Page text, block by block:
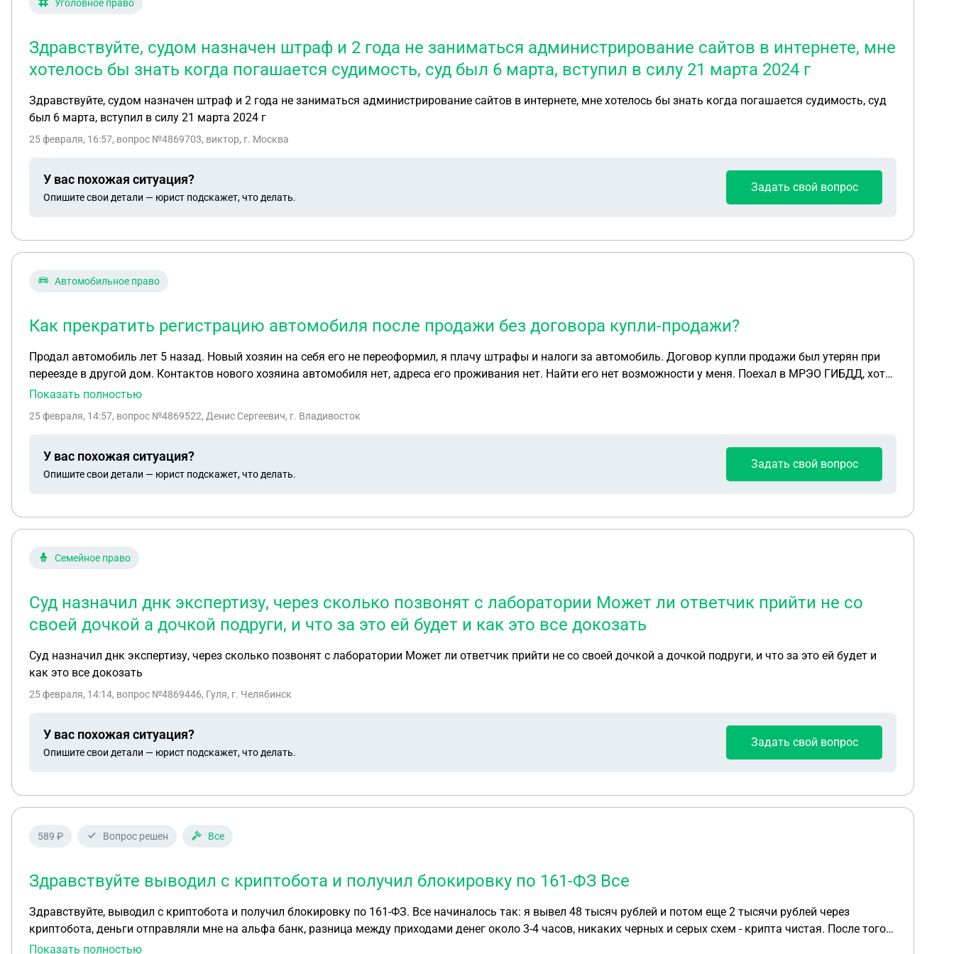
Уголовное право
Здравствуйте, судом назначен штраф и 2 года не заниматься администрирование сайтов в интернете, мне
хотелось бы знать когда погашается судимость, суд был 6 марта, вступил в силу 21 марта 2024 г
Здравствуйте, судом назначен штраф и 2 года не заниматься администрирование сайтов в интернете, мне хотелось бы знать когда погашается судимость, суд
был 6 марта, вступил в силу 21 марта 2024 г
25 февраля, 16:57, вопрос №4869703, виктор, г. Москва
У вас похожая ситуация?
Опишите свои детали — юрист подскажет, что делать.
Задать свой вопрос
Автомобильное право
Как прекратить регистрацию автомобиля после продажи без договора купли-продажи?
Продал автомобиль лет 5 назад. Новый хозяин на себя его не переоформил, я плачу штрафы и налоги за автомобиль. Договор купли продажи был утерян при
переезде в другой дом. Контактов нового хозяина автомобиля нет, адреса его проживания нет. Найти его нет возможности у меня. Поехал в МРЭО ГИБДД, хотел
списать авто, мне отказали, сказали без дкп не спишут его. Как можно выбраться из этой ситуации, списать автомобиль, или может есть еще какие варианты
Показать полностью
25 февраля, 14:57, вопрос №4869522, Денис Сергеевич, г. Владивосток
У вас похожая ситуация?
Опишите свои детали — юрист подскажет, что делать.
Задать свой вопрос
Семейное право
Суд назначил днк экспертизу, через сколько позвонят с лаборатории Может ли ответчик прийти не со
своей дочкой а дочкой подруги, и что за это ей будет и как это все докозать
Суд назначил днк экспертизу, через сколько позвонят с лаборатории Может ли ответчик прийти не со своей дочкой а дочкой подруги, и что за это ей будет и
как это все докозать
25 февраля, 14:14, вопрос №4869446, Гуля, г. Челябинск
У вас похожая ситуация?
Опишите свои детали — юрист подскажет, что делать.
Задать свой вопрос
589 ₽ Вопрос решен Все
Здравствуйте выводил с криптобота и получил блокировку по 161-ФЗ Все
Здравствуйте, выводил с криптобота и получил блокировку по 161-ФЗ. Все начиналось так: я вывел 48 тысяч рублей и потом еще 2 тысячи рублей через
криптобота, деньги отправляли мне на альфа банк, разница между приходами денег около 3-4 часов, никаких черных и серых схем - крипта чистая. После того
как мне отправили деньги, этим же вечером, спустя чесов 5, я пошел и снял их в наличные. На следующий день блокируют карту альфа банка, затем ещё через
Показать полностью